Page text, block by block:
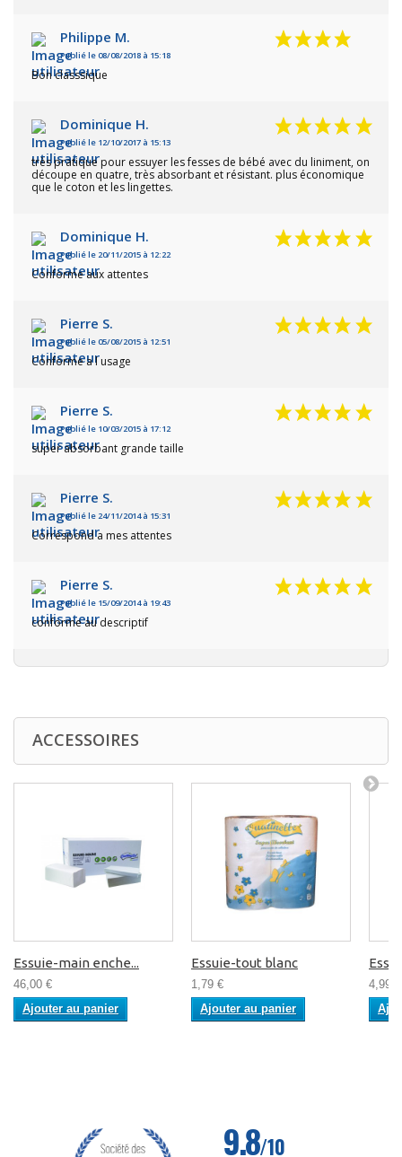
Philippe M.
Publié le 08/08/2018 à 15:18
Bon classsique
Dominique H.
Publié le 12/10/2017 à 15:13
très pratique pour essuyer les fesses de bébé avec du liniment, on
découpe en quatre, très absorbant et résistant. plus économique
que le coton et les lingettes.
Dominique H.
Publié le 20/11/2015 à 12:22
Conforme aux attentes
Pierre S.
Publié le 05/08/2015 à 12:51
Conforme a l usage
Pierre S.
Publié le 10/03/2015 à 17:12
super absorbant grande taille
Pierre S.
Publié le 24/11/2014 à 15:31
Correspond a mes attentes
Pierre S.
Publié le 15/09/2014 à 19:43
conforme au descriptif
ACCESSOIRES
Essuie-main enche...
46,00 €
Ajouter au panier
Essuie-tout blanc
1,79 €
Ajouter au panier
4,99 €